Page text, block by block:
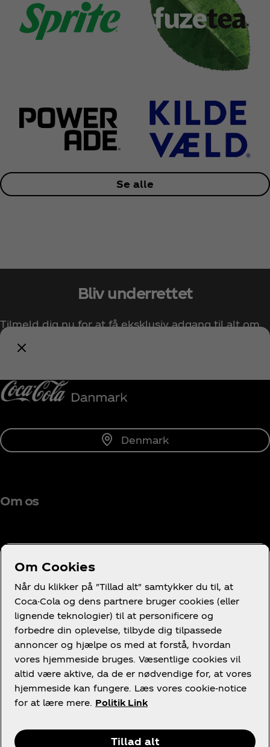
Se alle
Bliv underrettet
Tilmeld dig nu for at få eksklusiv adgang til alt om
Coca‑Cola!
Denmark
Om os
Brug for hjælp?
Juridisk
Om Cookies
Når du klikker på "Tillad alt" samtykker du til, at
Coca-Cola og dens partnere bruger cookies (eller
lignende teknologier) til at personificere og
forbedre din oplevelse, tilbyde dig tilpassede
annoncer og hjælpe os med at forstå, hvordan
vores hjemmeside bruges. Væsentlige cookies vil
altid være aktive, da de er nødvendige for, at vores
hjemmeside kan fungere. Læs vores cookie-notice
for at lære mere. Politik Link
Tillad alt